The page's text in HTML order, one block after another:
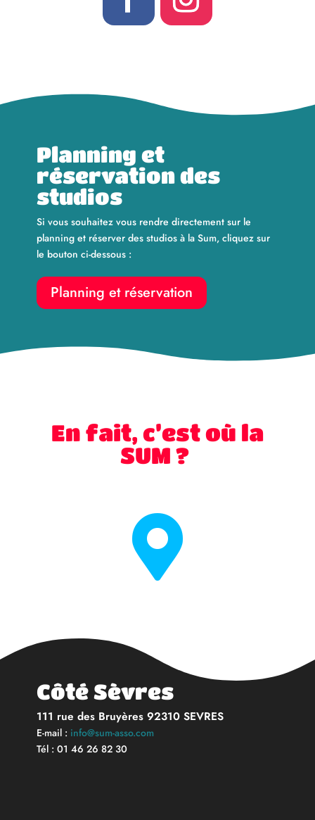
Planning et
réservation des
studios
Si vous souhaitez vous rendre directement sur le
planning et réserver des studios à la Sum, cliquez sur
le bouton ci-dessous :
Planning et réservation
En fait, c’est où la
SUM ?

Côté Sèvres
111 rue des Bruyères 92310 SEVRES
E-mail : info@sum-asso.com
Tél : 01 46 26 82 30